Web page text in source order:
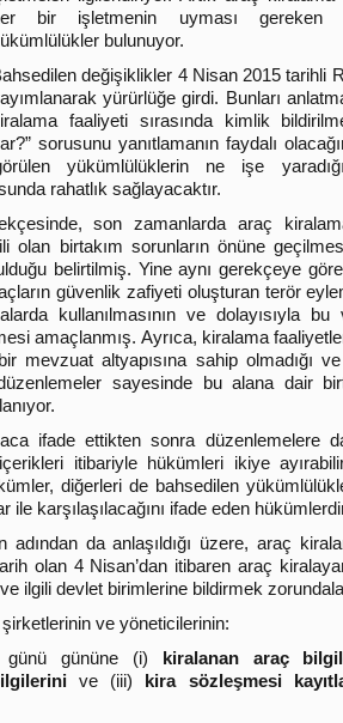
bir işletmenin uyması gereken
bulunuyor.
değişiklikler 4 Nisan 2015 tarihli
yürürlüğe girdi. Bunları
faaliyeti sırasında kimlik
sorusunu yanıtlamanın faydalı
yükümlülüklerin ne işe
rahatlık sağlayacaktır.
son zamanlarda araç
olan birtakım sorunların önüne
belirtilmiş. Yine aynı gerekçeye
güvenlik zafiyeti oluşturan terör
kullanılmasının ve dolayısıyla bu
amaçlanmış. Ayrıca, kiralama
mevzuat altyapısına sahip olmadığı
sayesinde bu alana dair
ifade ettikten sonra düzenlemelere
itibariyle hükümleri ikiye
diğerleri de bahsedilen
ile karşılaşılacağını ifade eden
adından da anlaşıldığı üzere, araç
olan 4 Nisan’dan itibaren araç
ilgili devlet birimlerine bildirmek
ve yöneticilerinin:
günü gününe (i)
kiralanan araç
ve (iii)
kira sözleşmesi